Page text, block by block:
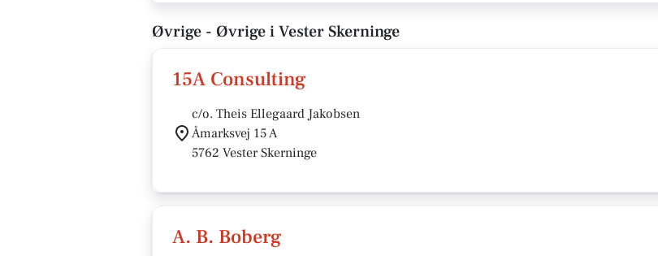
Øvrige - Øvrige i Vester Skerninge
15A Consulting
c/o. Theis Ellegaard Jakobsen
Åmarksvej 15 A
5762 Vester Skerninge
A. B. Boberg